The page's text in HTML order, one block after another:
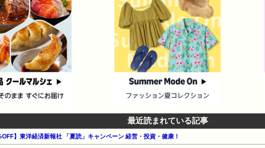
最近読まれている記事
】東洋経済新報社 「夏読」キャンペーン 経営・投資・健康！